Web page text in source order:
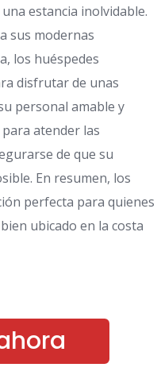
estancia inolvidable.
sus modernas
los huéspedes
disfrutar de unas
personal amable y
atender las
de que su
En resumen, los
perfecta para quienes
ubicado en la costa